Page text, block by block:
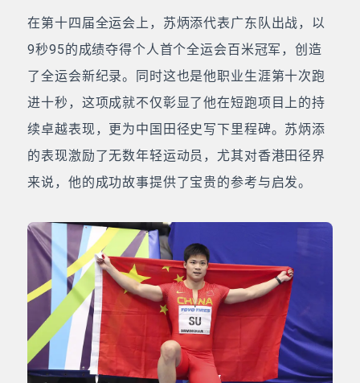
在第十四届全运会上，苏炳添代表广东队出战，以
9秒95的成绩夺得个人首个全运会百米冠军，创造
了全运会新纪录。同时这也是他职业生涯第十次跑
进十秒，这项成就不仅彰显了他在短跑项目上的持
续卓越表现，更为中国田径史写下里程碑。苏炳添
的表现激励了无数年轻运动员，尤其对香港田径界
来说，他的成功故事提供了宝贵的参考与启发。